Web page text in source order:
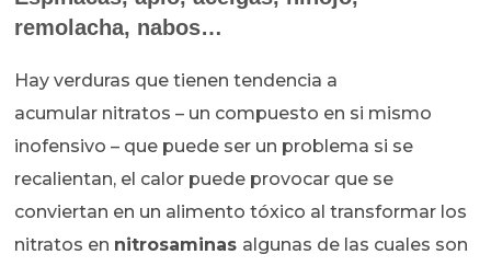
remolacha, nabos…
Hay verduras que tienen tendencia a
acumular nitratos – un compuesto en si mismo
inofensivo – que puede ser un problema si se
recalientan, el calor puede provocar que se
conviertan en un alimento tóxico al transformar los
nitratos en nitrosaminas algunas de las cuales son